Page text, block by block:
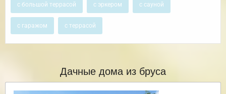
с большой террасой с эркером с сауной
с гаражом с террасой
Дачные дома из бруса